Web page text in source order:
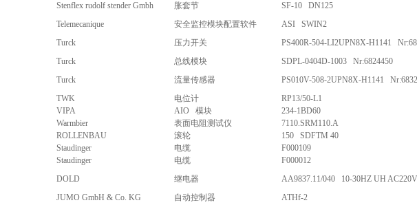
Stenflex rudolf stender Gmbh
胀套节
SF-10 DN125
Telemecanique
安全监控模块配置软件
ASI SWIN2
Turck
压力开关
PS400R-504-LI2UPN8X-H1141
Turck
总线模块
SDPL-0404D-1003 Nr:6824450
Turck
流量传感器
PS010V-508-2UPN8X-H1141
TWK
电位计
RP13/50-L1
VIPA
AIO 模块
234-1BD60
Warmbier
表面电阻测试仪
7110.SRM110.A
ROLLENBAU
滚轮
150 SDFTM 40
Staudinger
电缆
F000109
Staudinger
电缆
F000012
DOLD
继电器
AA9837.11/040 10-30HZ UH
JUMO GmbH & Co. KG
自动控制器
ATHf-2